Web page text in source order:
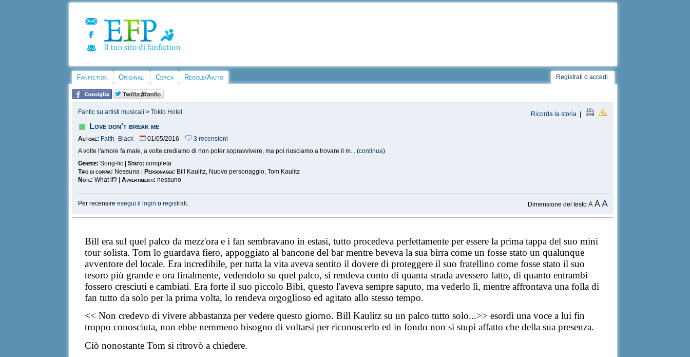
Fanfiction Originali Cerca Regole/Aiuto Registrati o accedi
Fanfic su artisti musicali >Tokio Hotel Ricorda la storia |
Love don't break me
Autore: Faith_Black 01/05/2016
3 recensioni
A volte l'amore fa male, a volte crediamo di non poter sopravvivere, ma poi riusciamo a trovare il m... (continua)
Genere: Song-fic |Stato: completa
Tipo di coppia: Nessuna | Personaggi: Bill Kaulitz, Nuovo personaggio, Tom Kaulitz
Note: What if? |Avvertimenti: nessuno
Per recensireesegui il login oregistrati. Dimensione del testoA AA
Bill era sul quel palco da mezz'ora e i fan sembravano in estasi, tutto procedeva perfettamente per essere la prima tappa del suo mini
tour solista. Tom lo guardava fiero, appoggiato al bancone del bar mentre beveva la sua birra come un fosse stato un qualunque
avventore del locale. Era incredibile, per tutta la vita aveva sentito il dovere di proteggere il suo fratellino come fosse stato il suo
tesoro più grande e ora finalmente, vedendolo su quel palco, si rendeva conto di quanta strada avessero fatto, di quanto entrambi
fossero cresciuti e cambiati. Era forte il suo piccoloBibi, questo l'aveva sempre saputo, ma vederlo lì, mentre affrontava una folla di
fan tutto da solo per la prima volta, lo rendeva orgoglioso ed agitato allo stesso tempo.
<< Non credevo di vivere abbastanza per vedere questo giorno. BillKaulitz su un palco tutto solo...>> esordì una voce a lui fin
troppo conosciuta, non ebbe nemmeno bisogno di voltarsi per riconoscerlo ed in fondo non si stupì affatto che della sua presenza.
Ciò nonostante Tom si ritrovò a chiedere.